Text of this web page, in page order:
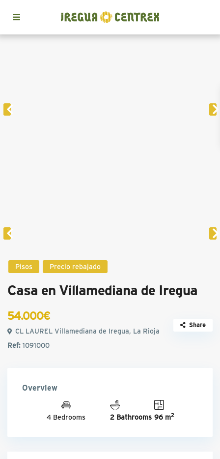
Pisos Precio rebajado
Casa en Villamediana de Iregua
54.000€
CL LAUREL Villamediana de Iregua, La Rioja
Ref:1091000
Share
Overview
4 Bedrooms 2 Bathrooms 96 m2